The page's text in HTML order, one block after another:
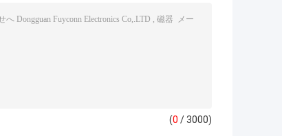
(0 / 3000)